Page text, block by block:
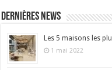
Dernières news
Les 5 maisons les
1 mai 2022